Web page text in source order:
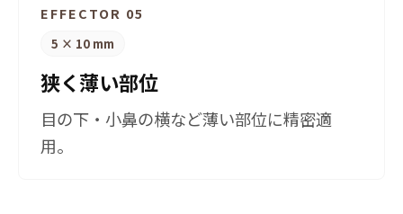
EFFECTOR 05
5 × 10 mm
狭く薄い部位
目の下・小鼻の横など薄い部位に精密適
用。